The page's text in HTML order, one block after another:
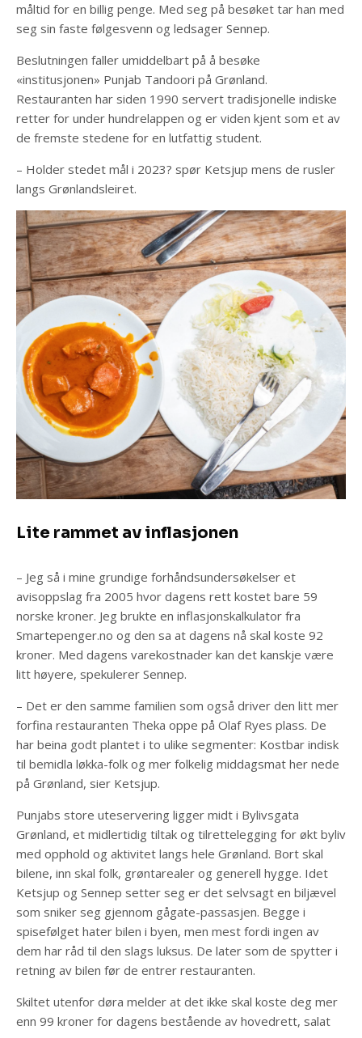
måltid for en billig penge. Med seg på besøket tar han med
seg sin faste følgesvenn og ledsager Sennep.
Beslutningen faller umiddelbart på å besøke
«institusjonen» Punjab Tandoori på Grønland.
Restauranten har siden 1990 servert tradisjonelle indiske
retter for under hundrelappen og er viden kjent som et av
de fremste stedene for en lutfattig student.
– Holder stedet mål i 2023? spør Ketsjup mens de rusler
langs Grønlandsleiret.
Lite rammet av inflasjonen
– Jeg så i mine grundige forhåndsundersøkelser et
avisoppslag fra 2005 hvor dagens rett kostet bare 59
norske kroner. Jeg brukte en inflasjonskalkulator fra
Smartepenger.no og den sa at dagens nå skal koste 92
kroner. Med dagens varekostnader kan det kanskje være
litt høyere, spekulerer Sennep.
– Det er den samme familien som også driver den litt mer
forfina restauranten Theka oppe på Olaf Ryes plass. De
har beina godt plantet i to ulike segmenter: Kostbar indisk
til bemidla løkka-folk og mer folkelig middagsmat her nede
på Grønland, sier Ketsjup.
Punjabs store uteservering ligger midt i Bylivsgata
Grønland, et midlertidig tiltak og tilrettelegging for økt byliv
med opphold og aktivitet langs hele Grønland. Bort skal
bilene, inn skal folk, grøntarealer og generell hygge. Idet
Ketsjup og Sennep setter seg er det selvsagt en biljævel
som sniker seg gjennom gågate-passasjen. Begge i
spisefølget hater bilen i byen, men mest fordi ingen av
dem har råd til den slags luksus. De later som de spytter i
retning av bilen før de entrer restauranten.
Skiltet utenfor døra melder at det ikke skal koste deg mer
enn 99 kroner for dagens bestående av hovedrett, salat